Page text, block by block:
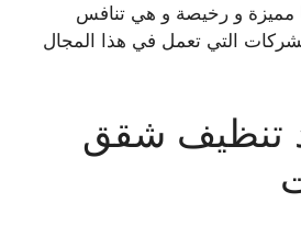
مميزة و رخيصة و هي تنافس
التي تعمل في هذا المجال
تنظيف شقق